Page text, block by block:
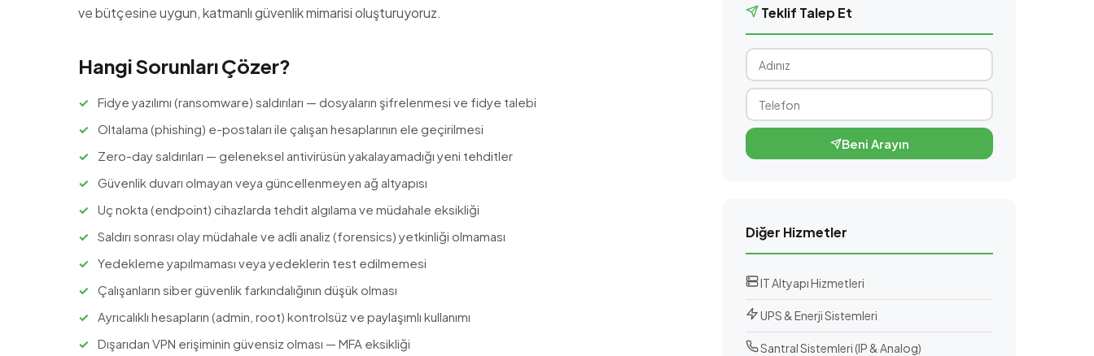
ve bütçesine uygun, katmanlı güvenlik mimarisi oluşturuyoruz.
Hangi Sorunları Çözer?
Fidye yazılımı (ransomware) saldırıları — dosyaların şifrelenmesi ve fidye talebi
Oltalama (phishing) e-postaları ile çalışan hesaplarının ele geçirilmesi
Zero-day saldırıları — geleneksel antivirüsün yakalayamadığı yeni tehditler
Güvenlik duvarı olmayan veya güncellenmeyen ağ altyapısı
Uç nokta (endpoint) cihazlarda tehdit algılama ve müdahale eksikliği
Saldırı sonrası olay müdahale ve adli analiz (forensics) yetkinliği olmaması
Yedekleme yapılmaması veya yedeklerin test edilmemesi
Çalışanların siber güvenlik farkındalığının düşük olması
Ayrıcalıklı hesapların (admin, root) kontrolsüz ve paylaşımlı kullanımı
Dışarıdan VPN erişiminin güvensiz olması — MFA eksikliği
Teklif Talep Et
Beni Arayın
Diğer Hizmetler
IT Altyapı Hizmetleri
UPS & Enerji Sistemleri
Santral Sistemleri (IP & Analog)